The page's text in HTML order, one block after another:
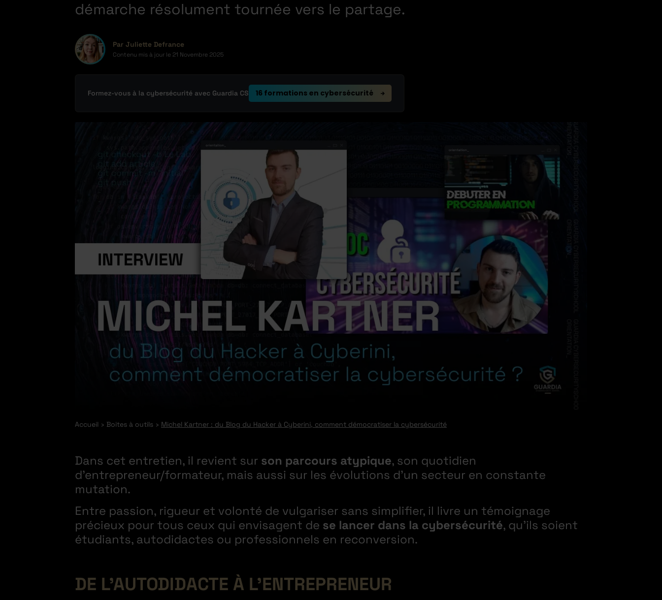
démarche résolument tournée vers le partage.
Par Juliette Defrance
Contenu mis à jour le 21 Novembre 2025
Formez-vous à la cybersécurité avec Guardia CS 16 formations en cybersécurité
Accueil Boites à outils Michel Kartner : du Blog du Hacker à Cyberini, comment démocratiser la cybersécurité
Dans cet entretien, il revient sur son parcours atypique, son quotidien
d’entrepreneur/formateur, mais aussi sur les évolutions d’un secteur en constante
mutation.
Entre passion, rigueur et volonté de vulgariser sans simplifier, il livre un témoignage
précieux pour tous ceux qui envisagent de se lancer dans la cybersécurité, qu’ils soient
étudiants, autodidactes ou professionnels en reconversion.
DE L’AUTODIDACTE À L’ENTREPRENEUR